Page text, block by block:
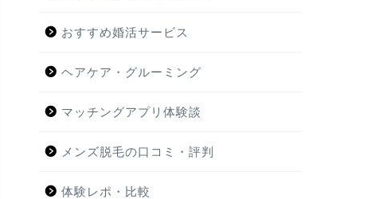
おすすめ婚活サービス
ヘアケア・グルーミング
マッチングアプリ体験談
メンズ脱毛の口コミ・評判
体験レポ・比較